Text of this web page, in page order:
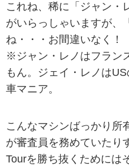
これね、稀に「ジャン・
がいらっしゃいますが、
ね・・・お間違いなく！
※ジャン・レノはフラン
もん。ジェイ・レノは
車マニア。
こんなマシンばっかり所
が審査員を務めていたり
Tourを勝ち抜くためには